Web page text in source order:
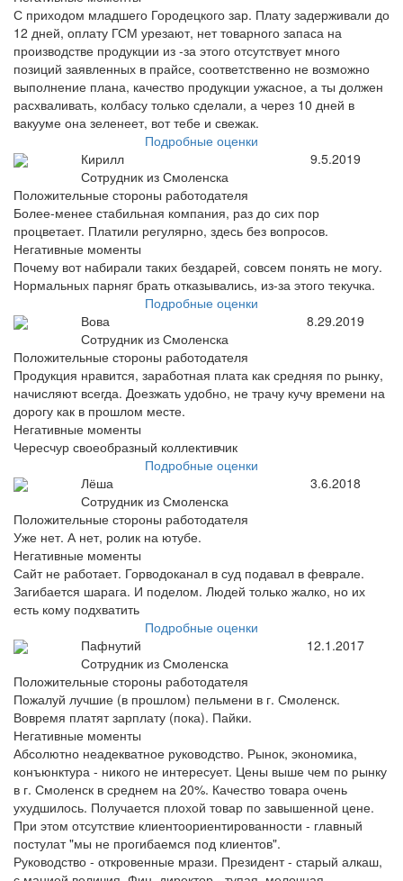
С приходом младшего Городецкого зар. Плату задерживали до
12 дней, оплату ГСМ урезают, нет товарного запаса на
производстве продукции из -за этого отсутствует много
позиций заявленных в прайсе, соответственно не возможно
выполнение плана, качество продукции ужасное, а ты должен
расхваливать, колбасу только сделали, а через 10 дней в
вакууме она зеленеет, вот тебе и свежак.
Подробные оценки
Кирилл
Сотрудник из Смоленска
9.5.2019
Положительные стороны работодателя
Более-менее стабильная компания, раз до сих пор
процветает. Платили регулярно, здесь без вопросов.
Негативные моменты
Почему вот набирали таких бездарей, совсем понять не могу.
Нормальных парняг брать отказывались, из-за этого текучка.
Подробные оценки
Вова
Сотрудник из Смоленска
8.29.2019
Положительные стороны работодателя
Продукция нравится, заработная плата как средняя по рынку,
начисляют всегда. Доезжать удобно, не трачу кучу времени на
дорогу как в прошлом месте.
Негативные моменты
Чересчур своеобразный коллективчик
Подробные оценки
Лёша
Сотрудник из Смоленска
3.6.2018
Положительные стороны работодателя
Уже нет. А нет, ролик на ютубе.
Негативные моменты
Сайт не работает. Горводоканал в суд подавал в феврале.
Загибается шарага. И поделом. Людей только жалко, но их
есть кому подхватить
Подробные оценки
Пафнутий
Сотрудник из Смоленска
12.1.2017
Положительные стороны работодателя
Пожалуй лучшие (в прошлом) пельмени в г. Смоленск.
Вовремя платят зарплату (пока). Пайки.
Негативные моменты
Абсолютно неадекватное руководство. Рынок, экономика,
конъюнктура - никого не интересует. Цены выше чем по рынку
в г. Смоленск в среднем на 20%. Качество товара очень
ухудшилось. Получается плохой товар по завышенной цене.
При этом отсутствие клиентоориентированности - главный
постулат "мы не прогибаемся под клиентов".
Руководство - откровенные мрази. Президент - старый алкаш,